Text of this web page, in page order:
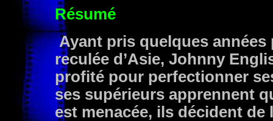
Résumé
Ayant pris quelques
reculée d’Asie, Johnny
profité pour perfectionner
ses supérieurs apprennent
est menacée, ils décident